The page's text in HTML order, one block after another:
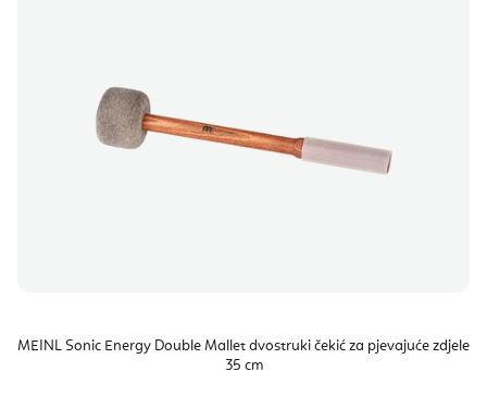
MEINL Sonic Energy Double Mallet dvostruki čekić za pjevajuće zdjele
35 cm